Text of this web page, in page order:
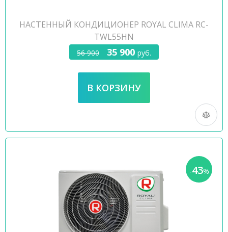
НАСТЕННЫЙ КОНДИЦИОНЕР ROYAL CLIMA RC-
TWL55HN
56 900 35 900 руб.
-43%